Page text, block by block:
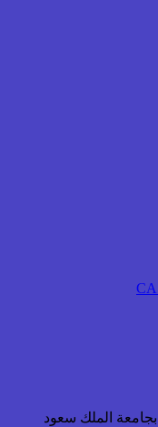
الملك سعود